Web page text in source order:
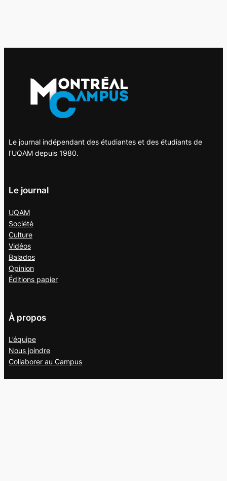
Le journal indépendant des étudiantes et des étudiants de
l'UQAM depuis 1980.
Le journal
UQAM
Société
Culture
Vidéos
Balados
Opinion
Éditions papier
À propos
L’équipe
Nous joindre
Collaborer au Campus